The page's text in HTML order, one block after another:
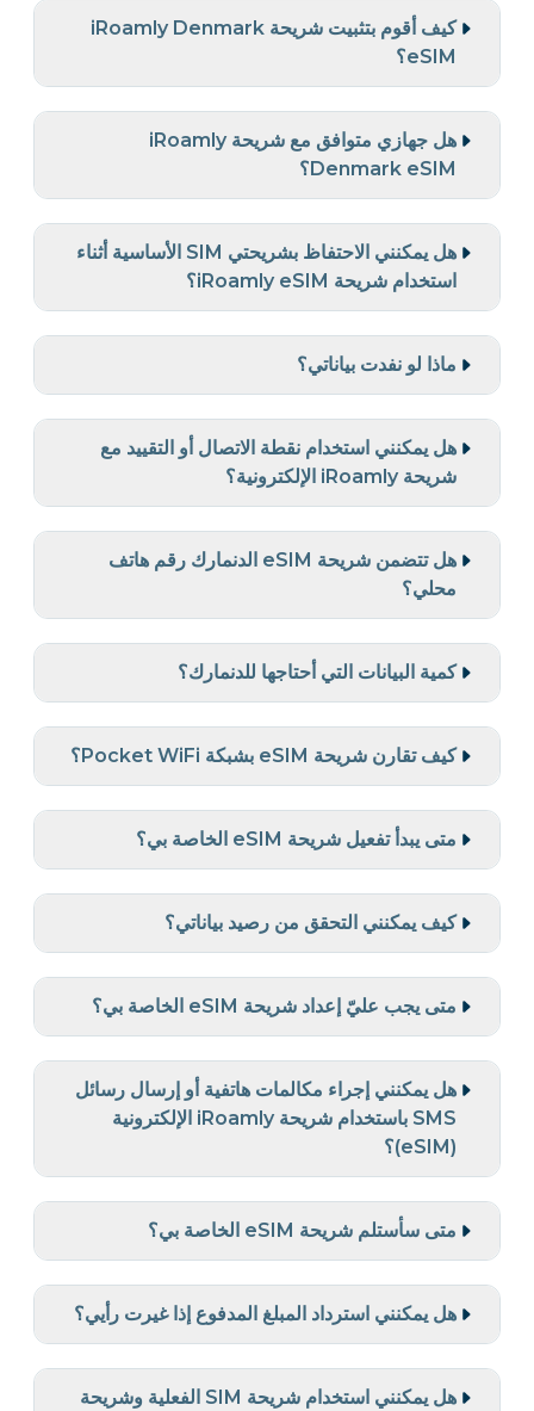
كيف أقوم بتثبيت شريحة iRoamly Denmark
eSIM؟
هل جهازي متوافق مع شريحة iRoamly
Denmark eSIM؟
هل يمكنني الاحتفاظ بشريحتي SIM الأساسية أثناء
استخدام شريحة iRoamly eSIM؟
ماذا لو نفدت بياناتي؟
هل يمكنني استخدام نقطة الاتصال أو التقييد مع
شريحة iRoamly الإلكترونية؟
هل تتضمن شريحة eSIM الدنمارك رقم هاتف
محلي؟
كمية البيانات التي أحتاجها للدنمارك؟
كيف تقارن شريحة eSIM بشبكة Pocket WiFi؟
متى يبدأ تفعيل شريحة eSIM الخاصة بي؟
كيف يمكنني التحقق من رصيد بياناتي؟
متى يجب عليّ إعداد شريحة eSIM الخاصة بي؟
هل يمكنني إجراء مكالمات هاتفية أو إرسال رسائل
SMS باستخدام شريحة iRoamly الإلكترونية
(eSIM)؟
متى سأستلم شريحة eSIM الخاصة بي؟
هل يمكنني استرداد المبلغ المدفوع إذا غيرت رأيي؟
هل يمكنني استخدام شريحة SIM الفعلية وشريحة